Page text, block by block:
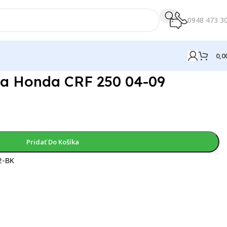
0948 473
Honda CRF 250 04-09
Pridať Do Košíka
BK